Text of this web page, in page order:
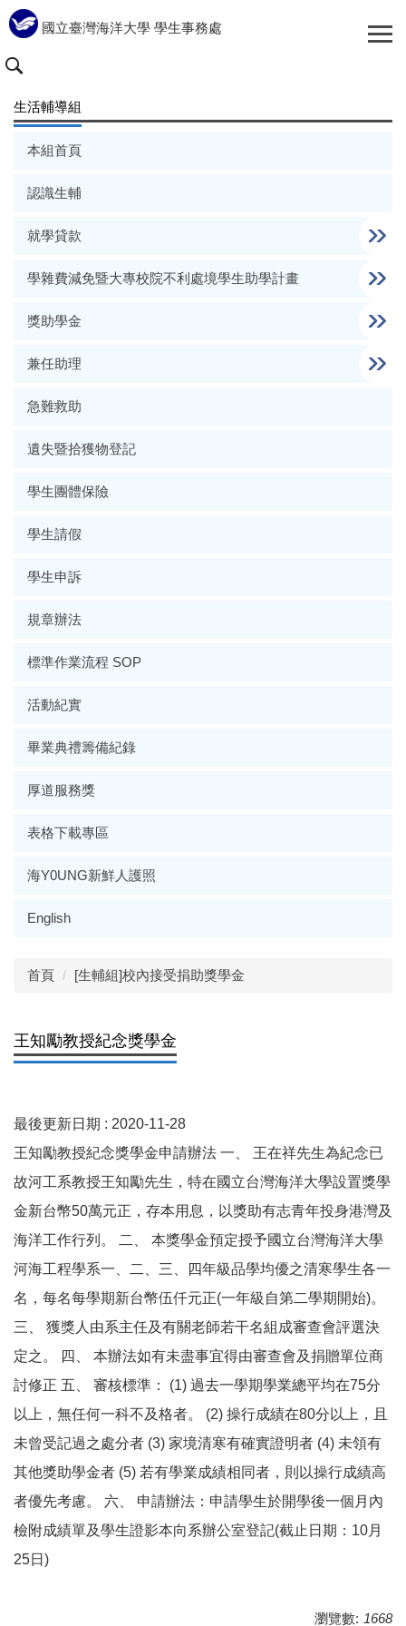
跳
到
要
容
國立臺灣海洋大學 學生事務處
生活輔導組
本組首頁
認識生輔
就學貸款
學雜費減免暨大專校院不利處境學生助學計畫
獎助學金
兼任助理
急難救助
遺失暨拾獲物登記
學生團體保險
學生請假
學生申訴
規章辦法
標準作業流程 SOP
活動紀實
畢業典禮籌備紀錄
厚道服務獎
表格下載專區
海Y0UNG新鮮人護照
English
首頁 [生輔組]校內接受捐助獎學金
王知勵教授紀念獎學金
最後更新日期 : 2020-11-28
王知勵教授紀念獎學金申請辦法 一、 王在祥先生為紀念已
故河工系教授王知勵先生，特在國立台灣海洋大學設置獎學
金新台幣50萬元正，存本用息，以獎助有志青年投身港灣及
海洋工作行列。 二、 本獎學金預定授予國立台灣海洋大學
河海工程學系一、二、三、四年級品學均優之清寒學生各一
名，每名每學期新台幣伍仟元正(一年級自第二學期開始)。
三、 獲獎人由系主任及有關老師若干名組成審查會評選決
定之。 四、 本辦法如有未盡事宜得由審查會及捐贈單位商
討修正 五、 審核標準： (1) 過去一學期學業總平均在75分
以上，無任何一科不及格者。 (2) 操行成績在80分以上，且
未曾受記過之處分者 (3) 家境清寒有確實證明者 (4) 未領有
其他獎助學金者 (5) 若有學業成績相同者，則以操行成績高
者優先考慮。 六、 申請辦法：申請學生於開學後一個月內
檢附成績單及學生證影本向系辦公室登記(截止日期：10月
25日)
瀏覽數: 1668